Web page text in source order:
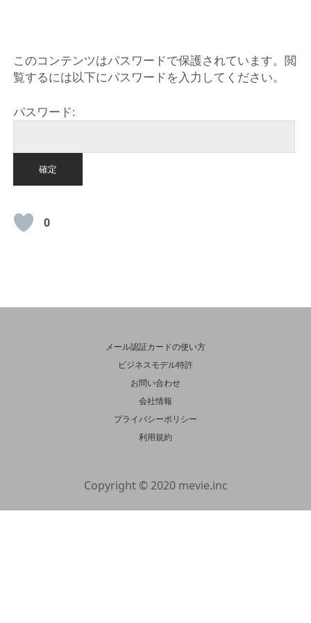
このコンテンツはパスワードで保護されています。閲
覧するには以下にパスワードを入力してください。
パスワード:
0
メール認証カードの使い方
ビジネスモデル特許
お問い合わせ
会社情報
プライバシーポリシー
利用規約
Copyright © 2020 mevie.inc